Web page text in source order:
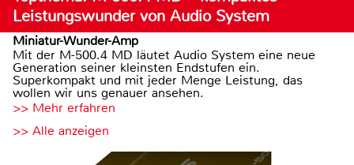
Leistungswunder von Audio System
Miniatur-Wunder-Amp
Mit der M-500.4 MD läutet Audio System eine neue
Generation seiner kleinsten Endstufen ein.
Superkompakt und mit jeder Menge Leistung, das
wollen wir uns genauer ansehen.
>> Mehr erfahren
>> Alle anzeigen